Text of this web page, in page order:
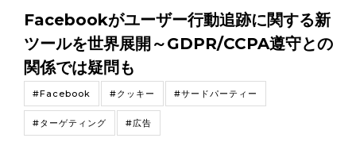
Facebookがユーザー行動追跡に関する新
ツールを世界展開～GDPR/CCPA遵守との
関係では疑問も
#Facebook #クッキー #サードパーティー
#ターゲティング #広告